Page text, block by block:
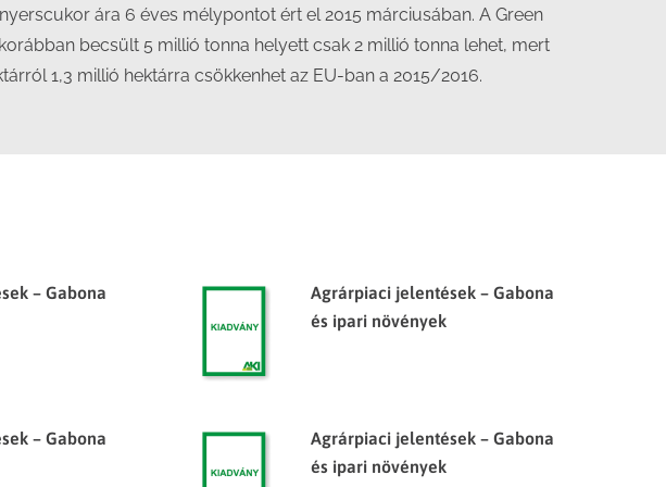
ára 6 éves mélypontot ért el 2015 márciusában. A Green
becsült 5 millió tonna helyett csak 2 millió tonna lehet, mert
1,3 millió hektárra csökkenhet az EU-ban a 2015/2016.
– Gabona
Agrárpiaci jelentések – Gabona
és ipari növények
– Gabona
Agrárpiaci jelentések – Gabona
és ipari növények